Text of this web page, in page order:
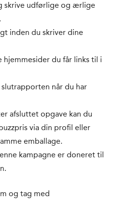
skrive udførlige og ærlige
inden du skriver dine
hjemmesider du får links til i
når du har
afsluttet opgave kan du
via din profil eller
emballage.
kampagne er doneret til
og tag med